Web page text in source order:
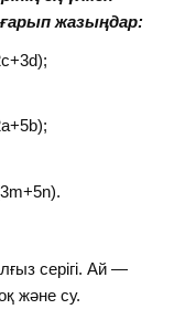
жазыңдар:
серiгi. Ай —
және су.